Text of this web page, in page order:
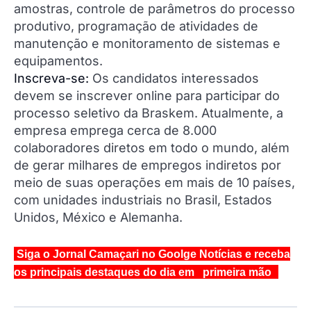
amostras, controle de parâmetros do processo
produtivo, programação de atividades de
manutenção e monitoramento de sistemas e
equipamentos.
Inscreva-se: Os candidatos interessados
devem se inscrever online para participar do
processo seletivo da Braskem. Atualmente, a
empresa emprega cerca de 8.000
colaboradores diretos em todo o mundo, além
de gerar milhares de empregos indiretos por
meio de suas operações em mais de 10 países,
com unidades industriais no Brasil, Estados
Unidos, México e Alemanha.
Siga o Jornal Camaçari no Goolge Notícias e receba
os principais destaques do dia em primeira mão